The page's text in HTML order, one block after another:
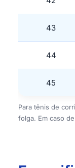
43
44
45
Para tênis de
folga. Em caso